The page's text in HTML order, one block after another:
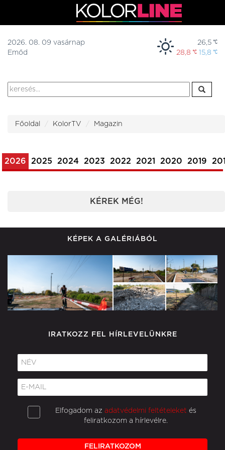
2026. 08. 09 vasárnap
Emőd
26,5
28,8
15,8
Főoldal KolorTV Magazin
2026 2025 2024 2023 2022 2021 2020 2019
KÉREK MÉG!
KÉPEK A GALÉRIÁBÓL
IRATKOZZ FEL HÍRLEVELÜNKRE
Elfogadom az adatvédelmi feltételeket és
feliratkozom a hírlevélre.
FELIRATKOZOM